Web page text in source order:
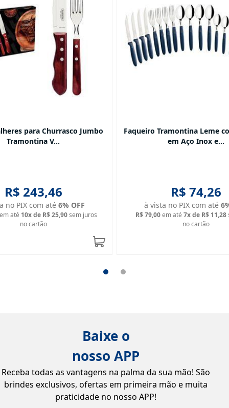
para Churrasco Jumbo
Tramontina V...
R$ 243,46
no PIX com até 6% OFF
em até 10x de R$ 25,90sem juros
no cartão
Faqueiro Tramontina Leme
em Aço Inox e...
R$ 74,26
à vista no PIX com até 6
R$ 79,00em até 7x de R$ 11,28
no cartão
Baixe o
nosso APP
Receba todas as vantagens na palma da sua mão! São
brindes exclusivos, ofertas em primeira mão e muita
praticidade no nosso APP!